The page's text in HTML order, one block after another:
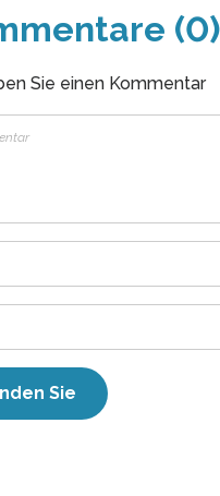
(0)
Sie einen Kommentar